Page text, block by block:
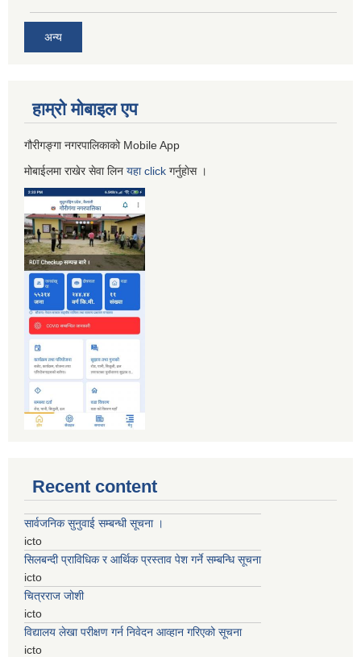
अन्य
हाम्रो माेबाइल एप
गौरीगङ्गा नगरपालिकाको Mobile App
मोबाईलमा राखेर सेवा लिन यहाclick गर्नुहाेस ।
Recent content
सार्वजनिक सुनुवाई सम्बन्धी सूचना ।
icto
सिलबन्दी प्राविधिक र आर्थिक प्रस्ताव पेश गर्ने सम्बन्धि सूचना
icto
चित्रराज जोशी
icto
विद्यालय लेखा परीक्षण गर्न निवेदन आव्हान गरिएको सूचना
icto